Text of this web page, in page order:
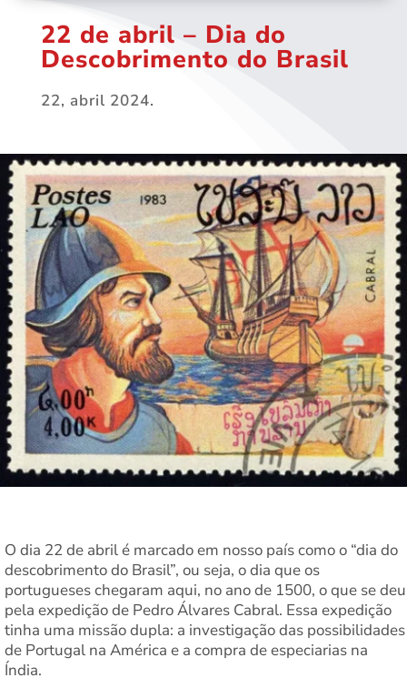
22 de abril – Dia do
Descobrimento do Brasil
22, abril 2024.
O dia 22 de abril é marcado em nosso país como o “dia do
descobrimento do Brasil”, ou seja, o dia que os
portugueses chegaram aqui, no ano de 1500, o que se deu
pela expedição de Pedro Álvares Cabral. Essa expedição
tinha uma missão dupla: a investigação das possibilidades
de Portugal na América e a compra de especiarias na
Índia.